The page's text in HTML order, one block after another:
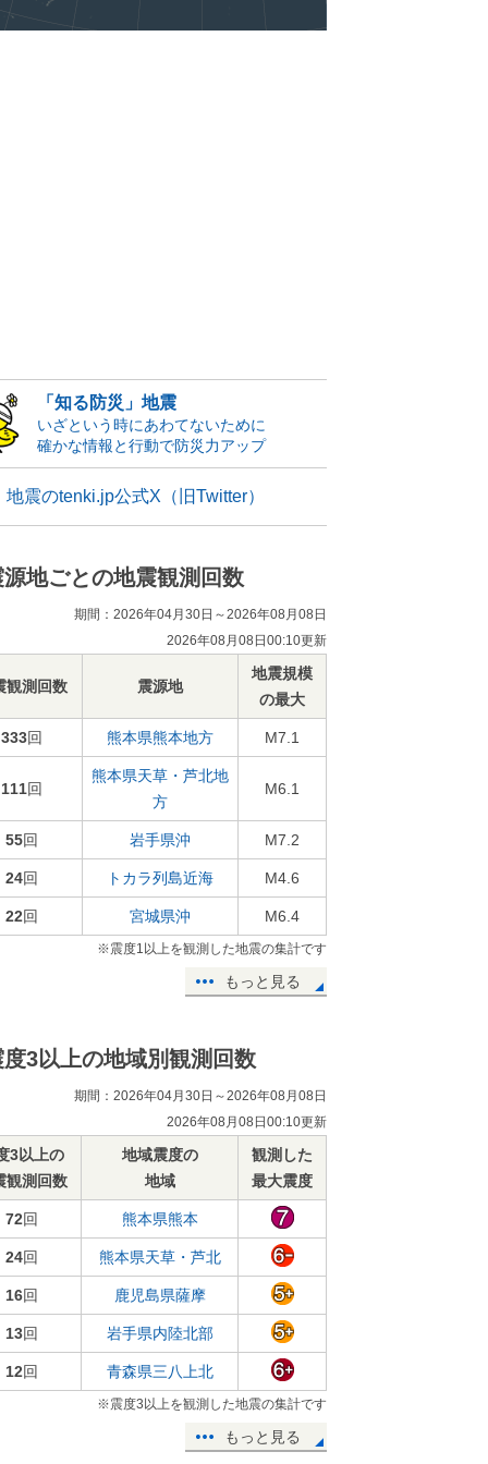
「知る防災」地震
いざという時にあわてないために
確かな情報と行動で防災力アップ
地震のtenki.jp公式X（旧Twitter）
源地ごとの地震観測回数
期間：2026年04月30日～2026年08月08日
2026年08月08日00:10更新
観測回数 震源地
地震規模
の最大
333回 熊本県熊本地方 M7.1
111回
熊本県天草・芦北地
方
M6.1
55回 岩手県沖 M7.2
24回 トカラ列島近海 M4.6
22回 宮城県沖 M6.4
※震度1以上を観測した地震の集計です
もっと見る
度3以上の地域別観測回数
期間：2026年04月30日～2026年08月08日
2026年08月08日00:10更新
3以上の
観測回数
地域震度の
地域
観測した
最大震度
72回 熊本県熊本
24回 熊本県天草・芦北
16回 鹿児島県薩摩
13回 岩手県内陸北部
12回 青森県三八上北
※震度3以上を観測した地震の集計です
もっと見る